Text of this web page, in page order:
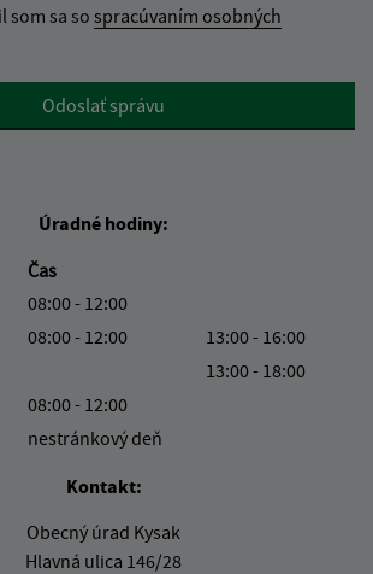
som sa so spracúvaním osobných
Odoslať správu
Úradné hodiny:
Čas
08:00 - 12:00
08:00 - 12:00
13:00 - 16:00
13:00 - 18:00
08:00 - 12:00
nestránkový deň
Kontakt:
Obecný úrad Kysak
Hlavná ulica 146/28